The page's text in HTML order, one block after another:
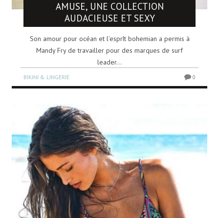
AMUSE, UNE COLLECTION
AUDACIEUSE ET SEXY
Son amour pour océan et l’esprît bohemian a permis à
Mandy Fry de travailler pour des marques de surf
leader...
BIKINI & LINGERIE 0